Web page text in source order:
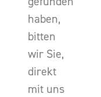
haben,
bitten
wir Sie,
direkt
mit uns